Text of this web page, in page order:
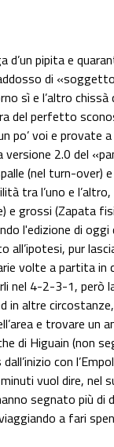
d’un pipita e
di
sì e l’altro
del perfetto
po’ voi e
2.0 del
(nel turn-over)
tra l’uno e
e grossi (Zapata
l'edizione di oggi
pur
volte a partita in
nel 4-2-3-1, però
in altre
e trovare un
di Higuain (non
con
vuol dire, nel
segnato più
a fari